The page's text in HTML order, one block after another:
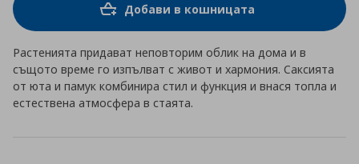
Добави в кошницата
Растенията придават неповторим облик на дома и в
същото време го изпълват с живот и хармония. Саксията
от юта и памук комбинира стил и функция и внася топла и
естествена атмосфера в стаята.